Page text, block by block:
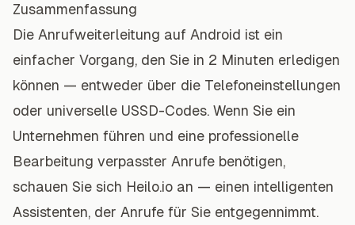
Zusammenfassung
Die Anrufweiterleitung auf Android ist ein
einfacher Vorgang, den Sie in 2 Minuten erledigen
können — entweder über die Telefoneinstellungen
oder universelle USSD-Codes. Wenn Sie ein
Unternehmen führen und eine professionelle
Bearbeitung verpasster Anrufe benötigen,
schauen Sie sich Heilo.io an — einen intelligenten
Assistenten, der Anrufe für Sie entgegennimmt.